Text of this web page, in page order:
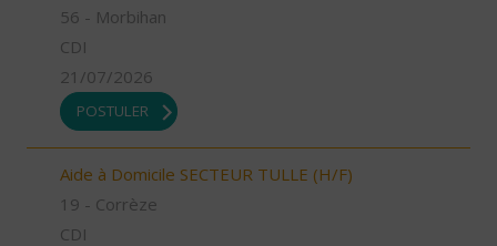
56 - Morbihan
CDI
21/07/2026
POSTULER
Aide à Domicile SECTEUR TULLE (H/F)
19 - Corrèze
CDI